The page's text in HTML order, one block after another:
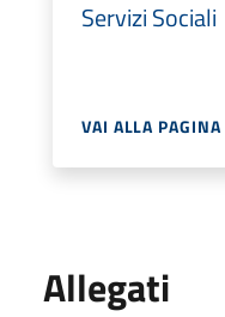
Servizi Sociali
VAI ALLA PAGINA
Allegati